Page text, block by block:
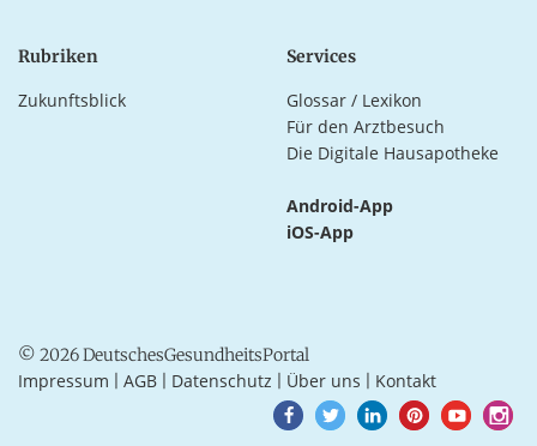
Rubriken
Zukunftsblick
Services
Glossar / Lexikon
Für den Arztbesuch
Die Digitale Hausapotheke
Android-App
iOS-App
© 2026 DeutschesGesundheitsPortal
Impressum AGB Datenschutz Über uns Kontakt